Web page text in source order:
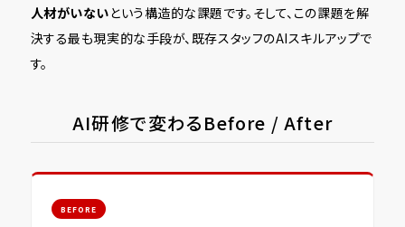
人材がいないという構造的な課題です。そして、この課題を解
決する最も現実的な手段が、既存スタッフのAIスキルアップで
す。
AI研修で変わるBefore / After
BEFORE